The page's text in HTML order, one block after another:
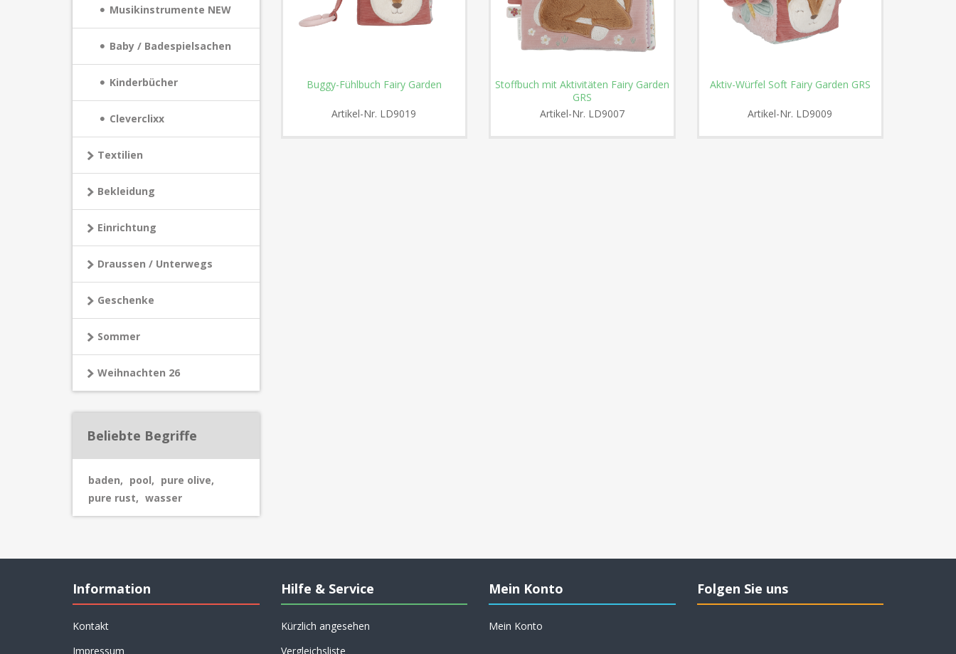
Musikinstrumente NEW
Baby / Badespielsachen
Kinderbücher
Cleverclixx
Textilien
Bekleidung
Einrichtung
Draussen / Unterwegs
Geschenke
Sommer
Weihnachten 26
Beliebte Begriffe
baden, pool, pure olive,
pure rust, wasser
Buggy-Fühlbuch Fairy Garden
Artikel-Nr. LD9019
Stoffbuch mit Aktivitäten Fairy Garden
GRS
Artikel-Nr. LD9007
Aktiv-Würfel Soft Fairy Garden GRS
Artikel-Nr. LD9009
Information
Kontakt
Impressum
Hilfe & Service
Kürzlich angesehen
Vergleichsliste
Mein Konto
Mein Konto
Folgen Sie uns